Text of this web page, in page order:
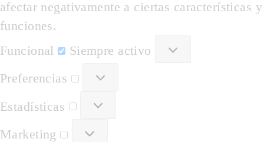
afectar negativamente a ciertas características y
funciones.
Funcional
Funcional
Siempre activo
Preferencias
Preferencias
Estadísticas Estadísticas
Marketing Marketing